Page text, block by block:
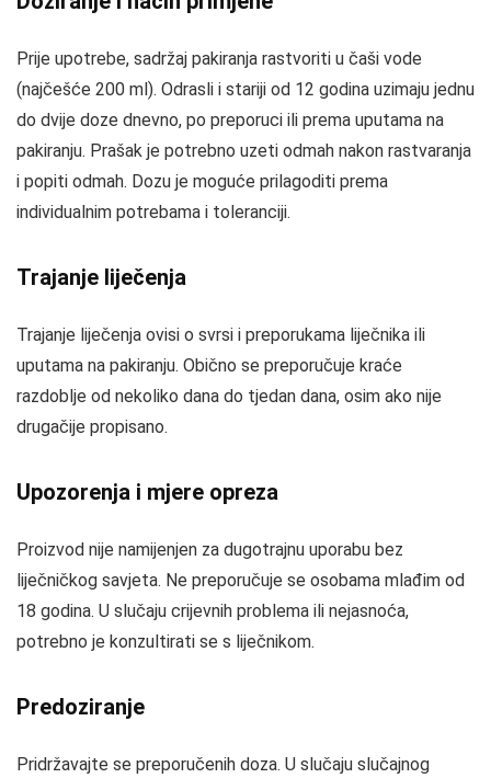
Prije upotrebe, sadržaj pakiranja rastvoriti u čaši vode
(najčešće 200 ml). Odrasli i stariji od 12 godina uzimaju jednu
do dvije doze dnevno, po preporuci ili prema uputama na
pakiranju. Prašak je potrebno uzeti odmah nakon rastvaranja
i popiti odmah. Dozu je moguće prilagoditi prema
individualnim potrebama i toleranciji.
Trajanje liječenja
Trajanje liječenja ovisi o svrsi i preporukama liječnika ili
uputama na pakiranju. Obično se preporučuje kraće
razdoblje od nekoliko dana do tjedan dana, osim ako nije
drugačije propisano.
Upozorenja i mjere opreza
Proizvod nije namijenjen za dugotrajnu uporabu bez
liječničkog savjeta. Ne preporučuje se osobama mlađim od
18 godina. U slučaju crijevnih problema ili nejasnoća,
potrebno je konzultirati se s liječnikom.
Predoziranje
Pridržavajte se preporučenih doza. U slučaju slučajnog